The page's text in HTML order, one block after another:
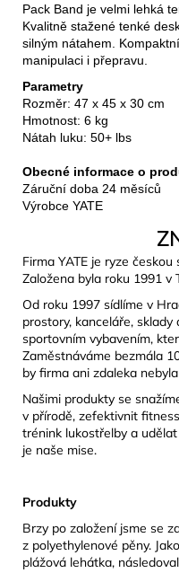
Pack Band je velmi lehká
Kvalitně stažené tenké
silným nátahem.
manipulaci i přepravu.
Parametry
Rozměr: 47 x 45 x 30 cm
Hmotnost: 6 kg
Nátah luku: 50+ lbs
Obecné informace o
Záruční doba 24 měsíců
Výrobce YATE
Firma YATE je ryze
Založena byla roku 1991 v
Od roku 1997 sídlíme v
prostory, kanceláře, sklady
sportovním vybavením,
Zaměstnáváme bezmála
by firma ani zdaleka
Našimi produkty se
v přírodě, zefektivnit
trénink lukostřelby a
je naše mise.
Produkty
Brzy po založení jsme se
z polyethylenové pěny.
plážová lehátka,
PÁNSKÉ
BLUE
1
603
Kč
Původně:
2
290
Kč